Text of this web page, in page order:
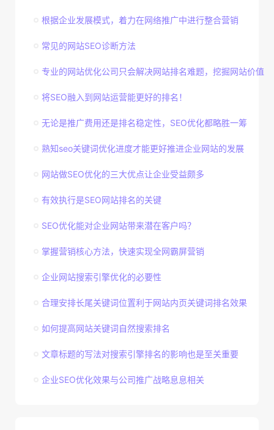
根据企业发展模式，着力在网络推广中进行整合营销
常见的网站SEO诊断方法
专业的网站优化公司只会解决网站排名难题，挖掘网站价值
将SEO融入到网站运营能更好的排名！
无论是推广费用还是排名稳定性，SEO优化都略胜一筹
熟知seo关键词优化进度才能更好推进企业网站的发展
网站做SEO优化的三大优点让企业受益颇多
有效执行是SEO网站排名的关键
SEO优化能对企业网站带来潜在客户吗？
掌握营销核心方法，快速实现全网霸屏营销
企业网站搜索引擎优化的必要性
合理安排长尾关键词位置利于网站内页关键词排名效果
如何提高网站关键词自然搜索排名
文章标题的写法对搜索引擎排名的影响也是至关重要
企业SEO优化效果与公司推广战略息息相关